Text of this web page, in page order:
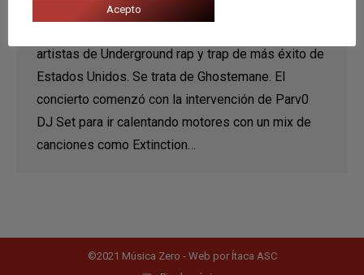
Este pasado 17 de febrero asistimos, en el Teatro
artistas de Underground rap y trap de más éxito de
Estados Unidos. Se trata de Ghostemane. El
concierto comenzó con la intervención de Parv0
DJ Set para ir calentando motores con un mix de
canciones como Extinction…
©2021 Música Zero - Web por Ítaca ASC
Acepto